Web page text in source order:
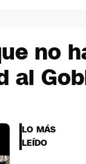
no
al
LO MÁS
LEÍDO